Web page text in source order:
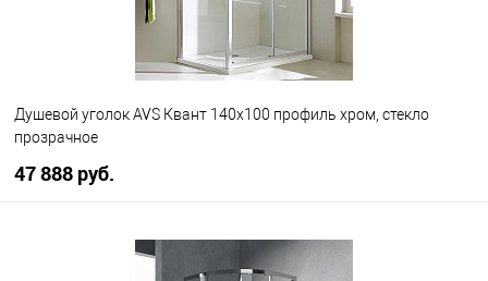
Душевой уголок AVS Квант 140x100 профиль хром, стекло
прозрачное
47 888 руб.
В корзину